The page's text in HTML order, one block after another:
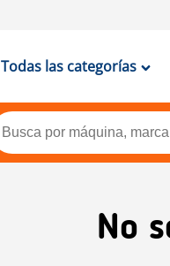
Todas las categorías
No